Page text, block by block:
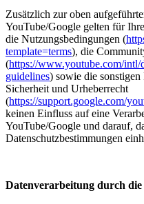
Zusätzlich zur oben
YouTube/Google gelten für
die Nutzungsbedingungen (
template=terms), die
(https://www.youtube.com/intl/
guidelines) sowie die
Sicherheit und Urheberrecht
(https://support.google.com/
keinen Einfluss auf eine
YouTube/Google und darauf,
Datenschutzbestimmungen
Datenverarbeitung durch